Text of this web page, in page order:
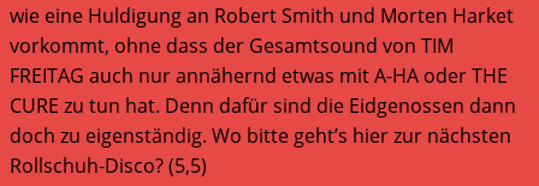
wie eine Huldigung an Robert Smith und Morten Harket
vorkommt, ohne dass der Gesamtsound von TIM
FREITAG auch nur annähernd etwas mit A-HA oder THE
CURE zu tun hat. Denn dafür sind die Eidgenossen dann
doch zu eigenständig. Wo bitte geht’s hier zur nächsten
Rollschuh-Disco? (5,5)